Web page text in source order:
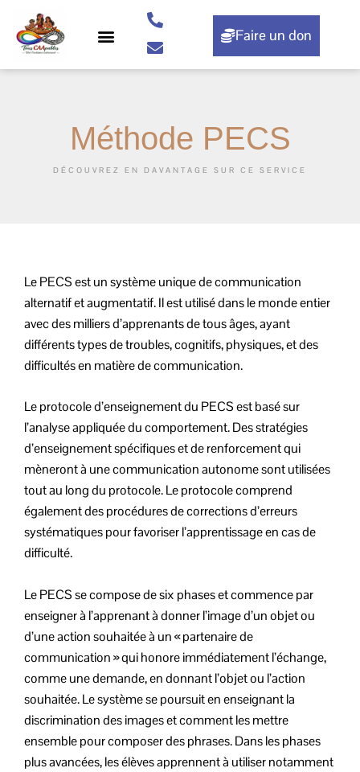
contenu
Faire un don
Méthode PECS
DÉCOUVREZ EN DAVANTAGE SUR CE SERVICE
Le PECS est un système unique de communication
alternatif et augmentatif. Il est utilisé dans le monde entier
avec des milliers d’apprenants de tous âges, ayant
différents types de troubles, cognitifs, physiques, et des
difficultés en matière de communication.
Le protocole d’enseignement du PECS est basé sur
l’analyse appliquée du comportement. Des stratégies
d’enseignement spécifiques et de renforcement qui
mèneront à une communication autonome sont utilisées
tout au long du protocole. Le protocole comprend
également des procédures de corrections d’erreurs
systématiques pour favoriser l’apprentissage en cas de
difficulté.
Le PECS se compose de six phases et commence par
enseigner à l’apprenant à donner l’image d’un objet ou
d’une action souhaitée à un « partenaire de
communication » qui honore immédiatement l’échange,
comme une demande, en donnant l’objet ou l’action
souhaitée. Le système se poursuit en enseignant la
discrimination des images et comment les mettre
ensemble pour composer des phrases. Dans les phases
plus avancées, les élèves apprennent à utiliser notamment